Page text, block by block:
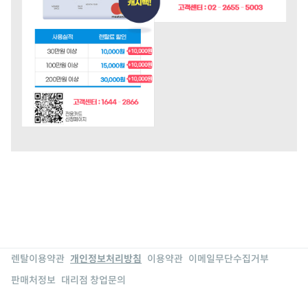
렌탈이용약관 개인정보처리방침 이용약관 이메일무단수집거부
판매처정보 대리점 창업문의